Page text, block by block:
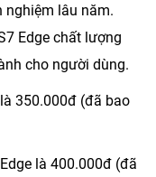
nghiệm lâu năm.
Edge chất lượng
cho người dùng.
350.000đ (đã bao
là 400.000đ (đã